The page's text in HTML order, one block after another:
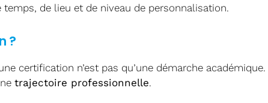
de lieu et de niveau de personnalisation.
?
certification n’est pas qu’une démarche académique.
trajectoire professionnelle.